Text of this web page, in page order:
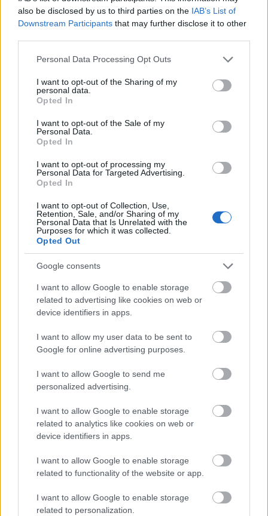
also be disclosed by us to third parties on the IAB’s List of
Downstream Participants that may further disclose it to other
Please note that this website/app uses one or more Google
not limited to your visit or usage behaviour. You may click to
grant or deny consent to Google and its third-party tags to
use your data for below specified purposes in below Google
consent section.
Personal Data Processing Opt Outs
I want to opt-out of the Sharing of my
personal data.
Opted In
I want to opt-out of the Sale of my
Personal Data.
Opted In
I want to opt-out of processing my
Personal Data for Targeted Advertising.
Opted In
I want to opt-out of Collection, Use,
Retention, Sale, and/or Sharing of my
Personal Data that Is Unrelated with the
Purposes for which it was collected.
Opted Out
Google consents
I want to allow Google to enable storage
related to advertising like cookies on web or
device identifiers in apps.
I want to allow my user data to be sent to
Google for online advertising purposes.
I want to allow Google to send me
personalized advertising.
I want to allow Google to enable storage
related to analytics like cookies on web or
device identifiers in apps.
I want to allow Google to enable storage
related to functionality of the website or app.
I want to allow Google to enable storage
related to personalization.
HÍRLEVÉL
szabályzatot!
LEGFRISSEBB
Országos hírek
Megérkezett az eső a Duna vízgyűjtőjére
Aktuális
Paks II.: Mit jelent az 5. blokk új
árnyékában?
Helyi hírek
Amire többmillióan vártunk: szombattól
másodfokúra csökken a riasztás
HIRDETÉS